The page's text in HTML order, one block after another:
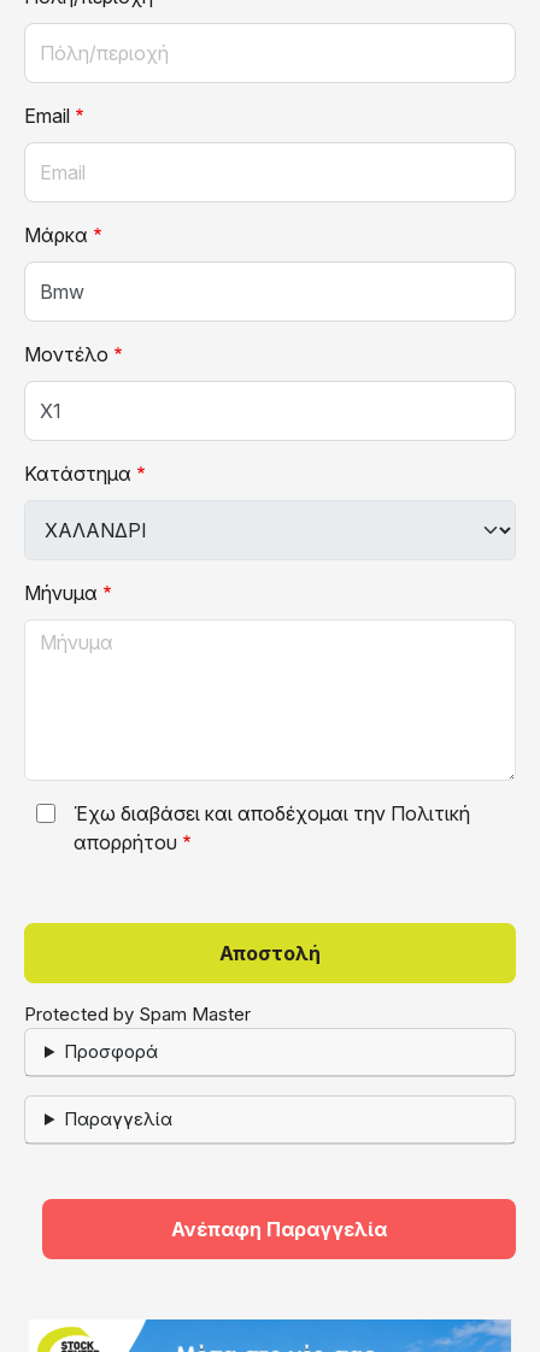
Email
Μάρκα
Μοντέλο
Κατάστημα
Μήνυμα
Έχω διαβάσει και αποδέχομαι την Πολιτική
απορρήτου
Protected by Spam Master
Προσφορά
Παραγγελία
Ανέπαφη Παραγγελία